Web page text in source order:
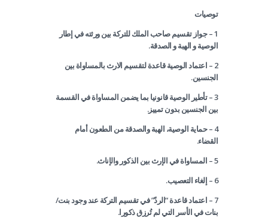
توصيات
1 – جواز تقسيم صاحب الملك للتركة بين ورثته في إطار
الوصية و الهبة و الصدقة.
2 – اعتماد الوصية قاعدة لتقسيم الارث بالمساواة بين
الجنسين.
3 – تأطير الوصية قانونيا بما يضمن المساواة في القسمة
بين الجنسين بدون تمييز.
4 – حماية الوصية، الهبة والصدقة من الطعون أمام
القضاء.
5 – المساواة في الإرث بين الذكور والإناث.
6 – إلغاء التعصيب.
7 – اعتماد قاعدة “الردّ” في تقسيم التركة عند وجود بنت/
بنات في الأسر التي لم تُرزق ذكورا.